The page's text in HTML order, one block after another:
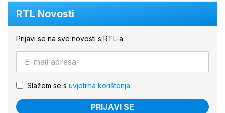
RTL Novosti
Prijavi se na sve novosti s RTL-a.
Slažem se s uvjetima korištenja.
PRIJAVI SE